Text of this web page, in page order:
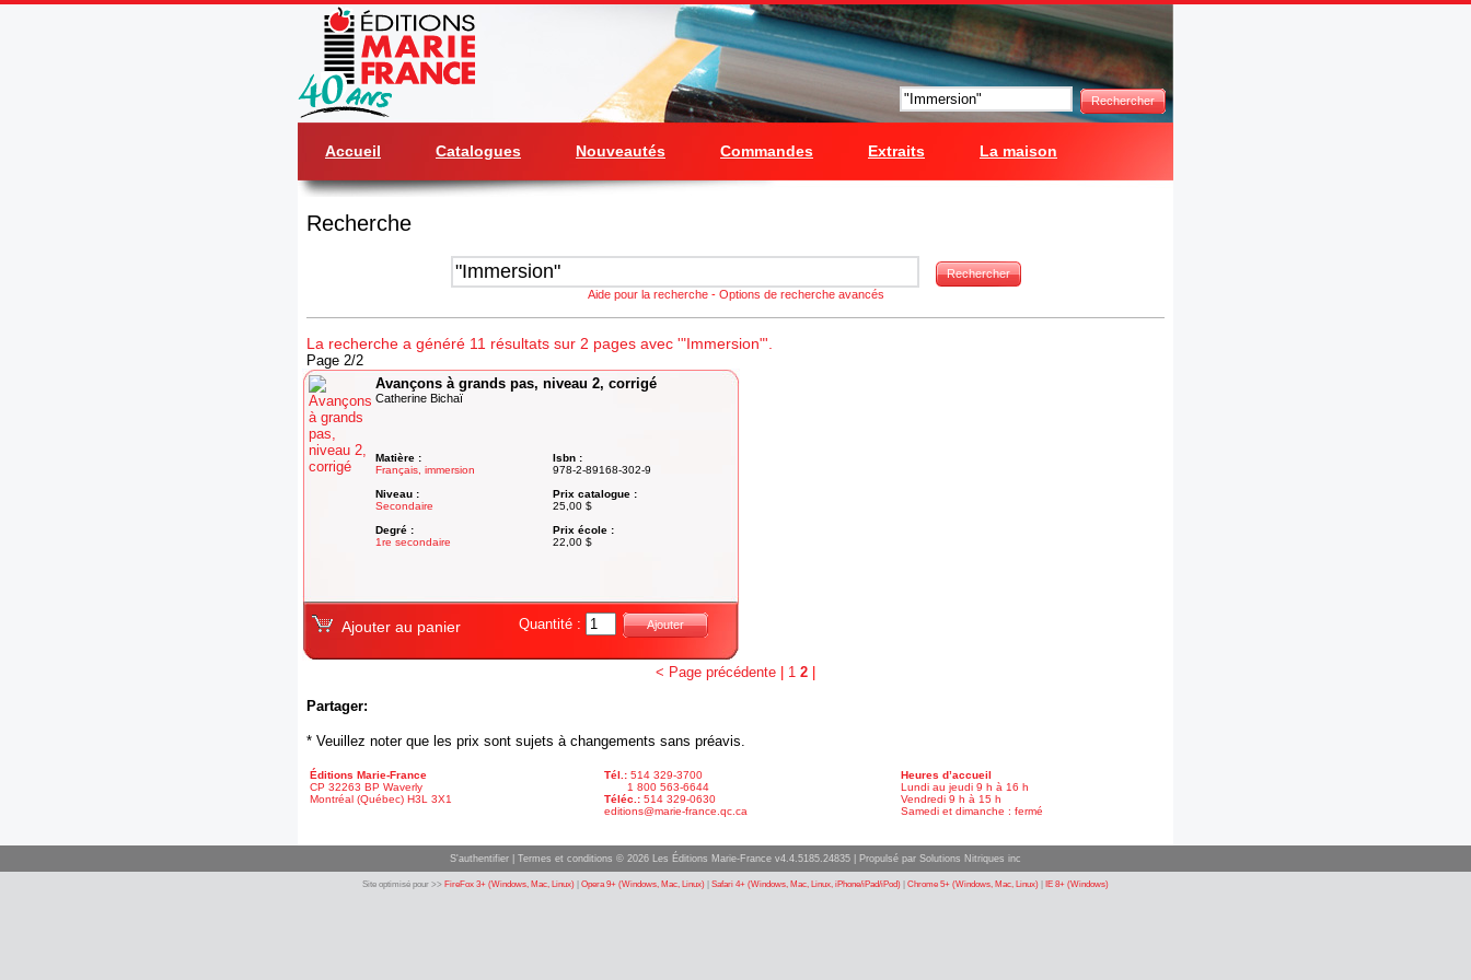
Rechercher
Accueil Catalogues Nouveautés Commandes Extraits La maison
Recherche
Rechercher
Aide pour la recherche - Options de recherche avancés
La recherche a généré 11 résultats sur 2 pages avec '"Immersion"'.
Page 2/2
Avançons à grands pas, niveau 2, corrigé
Catherine Bichaï
Matière :
Français, immersion
Niveau :
Secondaire
Degré :
1re secondaire
Isbn :
978-2-89168-302-9
Prix catalogue :
25,00 $
Prix école :
22,00 $
Ajouter au panier Quantité : Ajouter
< Page précédente 1 2
Partager:
* Veuillez noter que les prix sont sujets à changements sans préavis.
Éditions Marie-France
CP 32263 BP Waverly
Montréal (Québec) H3L 3X1
Tél.: 514 329-3700
1 800 563-6644
Téléc.: 514 329-0630
editions@marie-france.qc.ca
Heures d’accueil
Lundi au jeudi 9 h à 16 h
Vendredi 9 h à 15 h
Samedi et dimanche : fermé
S'authentifier Termes et conditions © 2026 Les Éditions Marie-France v4.4.5185.24835 | Propulsé par Solutions Nitriques inc
Site optimisé pour >> FireFox 3+ (Windows, Mac, Linux) Opera 9+ (Windows, Mac, Linux) Safari 4+ (Windows, Mac, Linux, iPhone/iPad/iPod) Chrome 5+ (Windows, Mac, Linux) IE 8+ (Windows)